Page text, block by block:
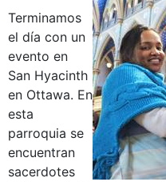
Terminamos
el día con un
evento en
San Hyacinth
en Ottawa. En
esta
parroquia se
encuentran
sacerdotes